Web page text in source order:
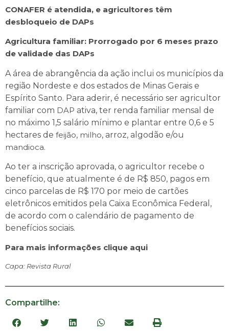
CONAFER é atendida, e agricultores têm
desbloqueio de DAPs
Agricultura familiar: Prorrogado por 6 meses prazo
de validade das DAPs
A área de abrangência da ação inclui os municípios da
região Nordeste e dos estados de Minas Gerais e
Espírito Santo. Para aderir, é necessário ser agricultor
familiar com DAP ativa, ter renda familiar mensal de
no máximo 1,5 salário mínimo e plantar entre 0,6 e 5
hectares de feijão, milho, arroz, algodão e/ou
mandioca.
Ao ter a inscrição aprovada, o agricultor recebe o
benefício, que atualmente é de R$ 850, pagos em
cinco parcelas de R$ 170 por meio de cartões
eletrônicos emitidos pela Caixa Econômica Federal,
de acordo com o calendário de pagamento de
benefícios sociais.
Para mais informações clique aqui
Capa: Revista Rural
Compartilhe: